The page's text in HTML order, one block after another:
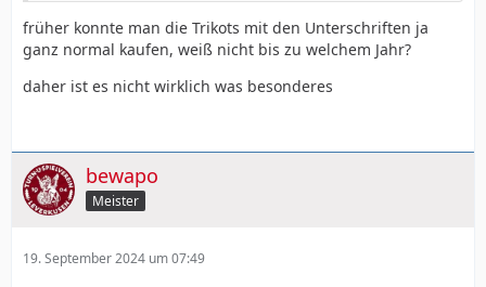
früher konnte man die Trikots mit den Unterschriften ja
ganz normal kaufen, weiß nicht bis zu welchem Jahr?
daher ist es nicht wirklich was besonderes
bewapo
Meister
19. September 2024 um 07:49